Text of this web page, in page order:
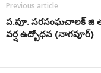
Previous article
ప.పూ. సరసంఘచాలక్ జి
వర్ష ఉద్బోధన (నాగపూర్)